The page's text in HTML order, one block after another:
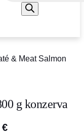
s
e
& Meat Salmon
g konzerva
€P